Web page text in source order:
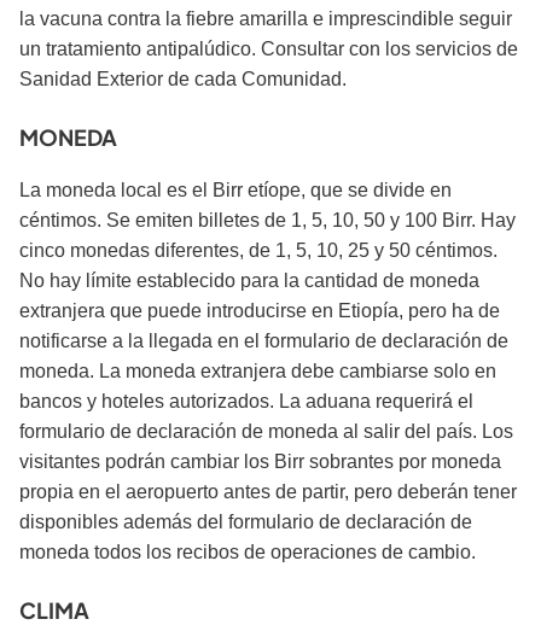
la vacuna contra la fiebre amarilla e imprescindible seguir
un tratamiento antipalúdico. Consultar con los servicios de
Sanidad Exterior de cada Comunidad.
MONEDA
La moneda local es el Birr etíope, que se divide en
céntimos. Se emiten billetes de 1, 5, 10, 50 y 100 Birr. Hay
cinco monedas diferentes, de 1, 5, 10, 25 y 50 céntimos.
No hay límite establecido para la cantidad de moneda
extranjera que puede introducirse en Etiopía, pero ha de
notificarse a la llegada en el formulario de declaración de
moneda. La moneda extranjera debe cambiarse solo en
bancos y hoteles autorizados. La aduana requerirá el
formulario de declaración de moneda al salir del país. Los
visitantes podrán cambiar los Birr sobrantes por moneda
propia en el aeropuerto antes de partir, pero deberán tener
disponibles además del formulario de declaración de
moneda todos los recibos de operaciones de cambio.
CLIMA